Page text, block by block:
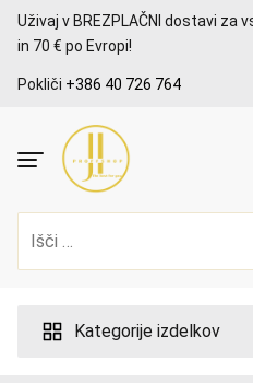
Preskoči
Uživaj v BREZPLAČNI dostavi za
in 70 € po Evropi!
Pokliči +386 40 726 764
Kategorije izdelkov